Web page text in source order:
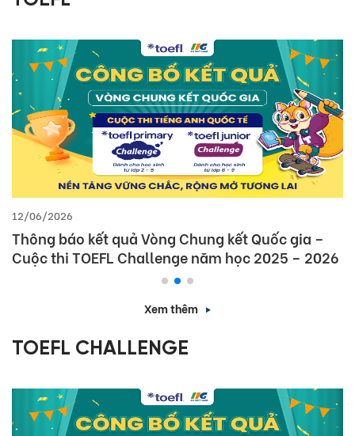
12/06/2026
Thông báo kết quả Vòng Chung kết Quốc gia –
Cuộc thi TOEFL Challenge năm học 2025 – 2026
Xem thêm
TOEFL CHALLENGE